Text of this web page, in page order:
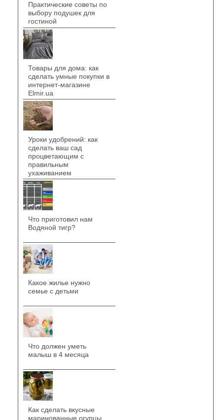
Практические советы по
выбору подушек для
гостиной
Товары для дома: как
сделать умные покупки в
интернет-магазине
Elmir.ua
Уроки удобрений: как
сделать ваш сад
процветающим с
правильным
ухаживанием
Что приготовил нам
Водяной тигр?
Какое жилье нужно
семье с детьми
Что должен уметь
малыш в 4 месяца
Как сделать вкусные
маринованные огурцы